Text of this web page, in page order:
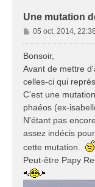
Une mutation
M
e
s
g
e
05 oct. 2014, 22:38
Bonsoir,
Avant de mettre
celles-ci qui
C'est une
phaéos (ex-
N'étant pas
assez indécis
cette mutation..
Peut-être Papy